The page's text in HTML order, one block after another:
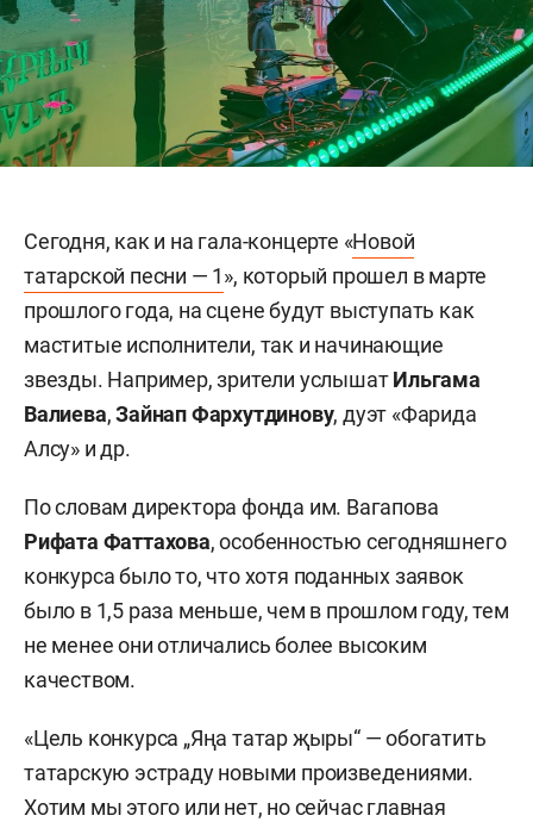
Сегодня, как и на гала-концерте «Новой
татарской песни — 1», который прошел в марте
прошлого года, на сцене будут выступать как
маститые исполнители, так и начинающие
звезды. Например, зрители услышатИльгама
Валиева,Зайнап Фархутдинову, дуэт «Фарида
Алсу» и др.
По словам директора фонда им. Вагапова
Рифата Фаттахова, особенностью сегодняшнего
конкурса было то, что хотя поданных заявок
было в 1,5 раза меньше, чем в прошлом году, тем
не менее они отличались более высоким
качеством.
«Цель конкурса „Яңа татар җыры“ — обогатить
татарскую эстраду новыми произведениями.
Хотим мы этого или нет, но сейчас главная